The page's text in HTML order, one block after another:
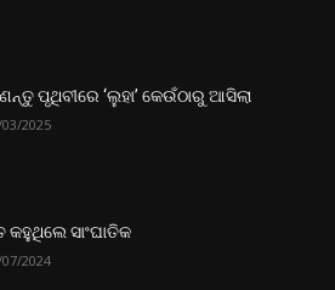
ପୃଥିବୀରେ ‘ଲୁହା’ କେଉଁଠାରୁ ଆସିଲା
2025
କହୁଥିଲେ ସାଂଘାତିକ
2024